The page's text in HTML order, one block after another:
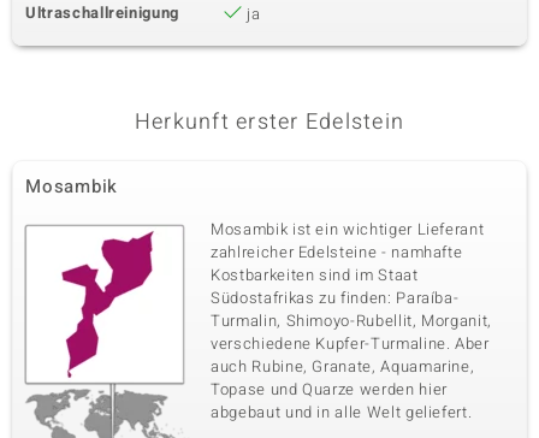
Ultraschallreinigung
ja
Herkunft erster Edelstein
Mosambik
Mosambik ist ein wichtiger Lieferant
zahlreicher Edelsteine - namhafte
Kostbarkeiten sind im Staat
Südostafrikas zu finden: Paraíba-
Turmalin, Shimoyo-Rubellit, Morganit,
verschiedene Kupfer-Turmaline. Aber
auch Rubine, Granate, Aquamarine,
Topase und Quarze werden hier
abgebaut und in alle Welt geliefert.